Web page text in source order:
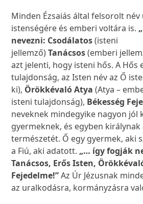
Minden Ézsaiás által felsorolt név
istenségére és emberi voltára is.
nevezni: Csodálatos(isteni
jellemző)Tanácsos(emberi
azt jelenti, hogy isteni hős. A Hős
tulajdonság, az Isten név az Ő
ki), Örökkévaló Atya (Atya –
isteni tulajdonság), Békesség
neveknek mindegyike nagyon jól
gyermeknek, és egyben
természetét. Ő egy gyermek, aki
a Fiú, aki adatott. „… így fogják
Tanácsos, Erős Isten,
Fejedelme!”Az Úr Jézusnak
az uralkodásra, kormányzásra